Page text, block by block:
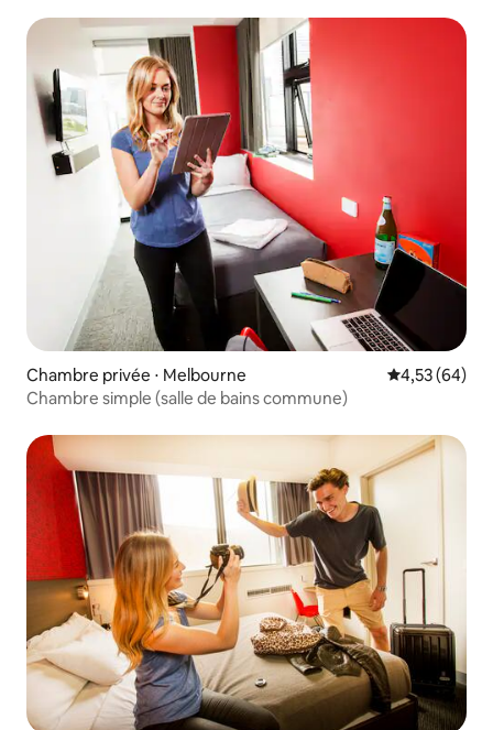
Chambre privée ⋅ Melbourne Évaluation
4,53 (64)
Chambre simple (salle de bains commune)